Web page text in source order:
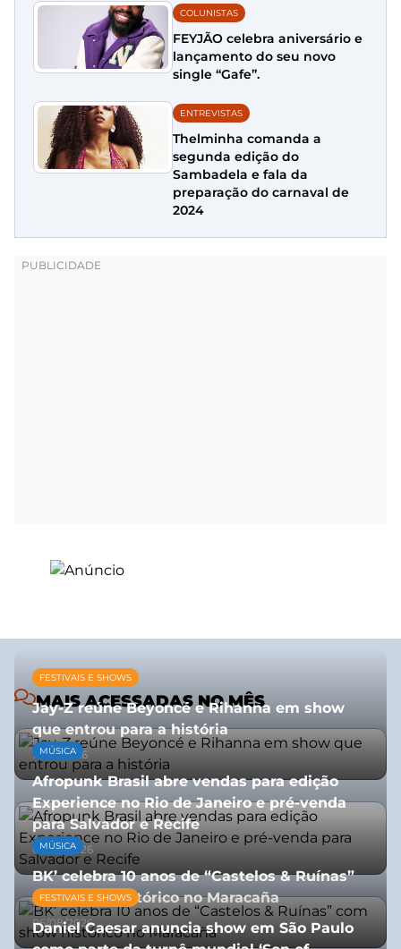
COLUNISTAS
FEYJÃO celebra aniversário e
lançamento do seu novo
single “Gafe”.
ENTREVISTAS
Thelminha comanda a
segunda edição do
Sambadela e fala da
preparação do carnaval de
2024
MAIS ACESSADAS NO MÊS
FESTIVAIS E SHOWS
Jay-Z reúne Beyoncé e Rihanna em show
que entrou para a história
13/07/2026
MÚSICA
Afropunk Brasil abre vendas para edição
Experience no Rio de Janeiro e pré-venda
para Salvador e Recife
03/08/2026
MÚSICA
BK’ celebra 10 anos de “Castelos & Ruínas”
com show histórico no Maracaña
06/08/2026
FESTIVAIS E SHOWS
Daniel Caesar anuncia show em São Paulo